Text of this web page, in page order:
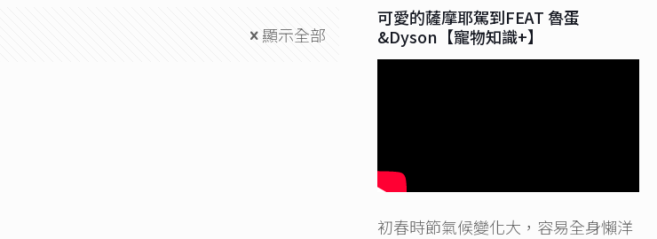
顯示全部
可愛的薩摩耶駕到FEAT 魯蛋
&Dyson【寵物知識+】
初春時節氣候變化大，容易全身懶洋